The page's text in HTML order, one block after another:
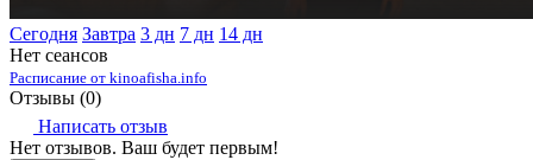
Сегодня Завтра 3 дн 7 дн 14 дн
Нет сеансов
Расписание от kinoafisha.info
Отзывы (0)
Написать отзыв
Нет отзывов. Ваш будет первым!